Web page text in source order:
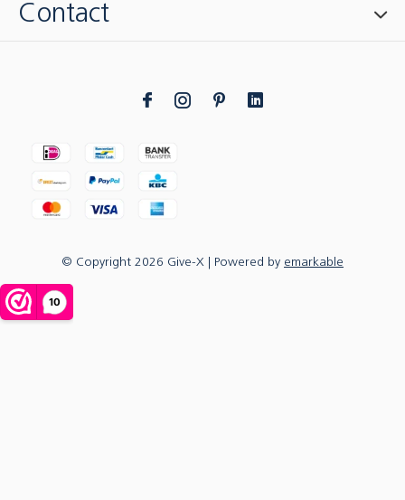
Contact
© Copyright 2026 Give-X | Powered by emarkable